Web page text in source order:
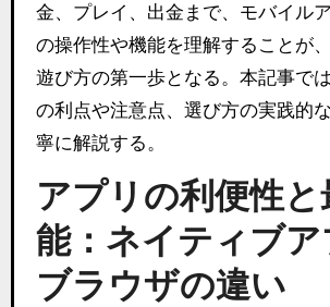
金、プレイ、出金まで、モバイル
の操作性や機能を理解することが
遊び方の第一歩となる。本記事で
の利点や注意点、選び方の実践的
寧に解説する。
アプリの利便性と
能：ネイティブア
ブラウザの違い